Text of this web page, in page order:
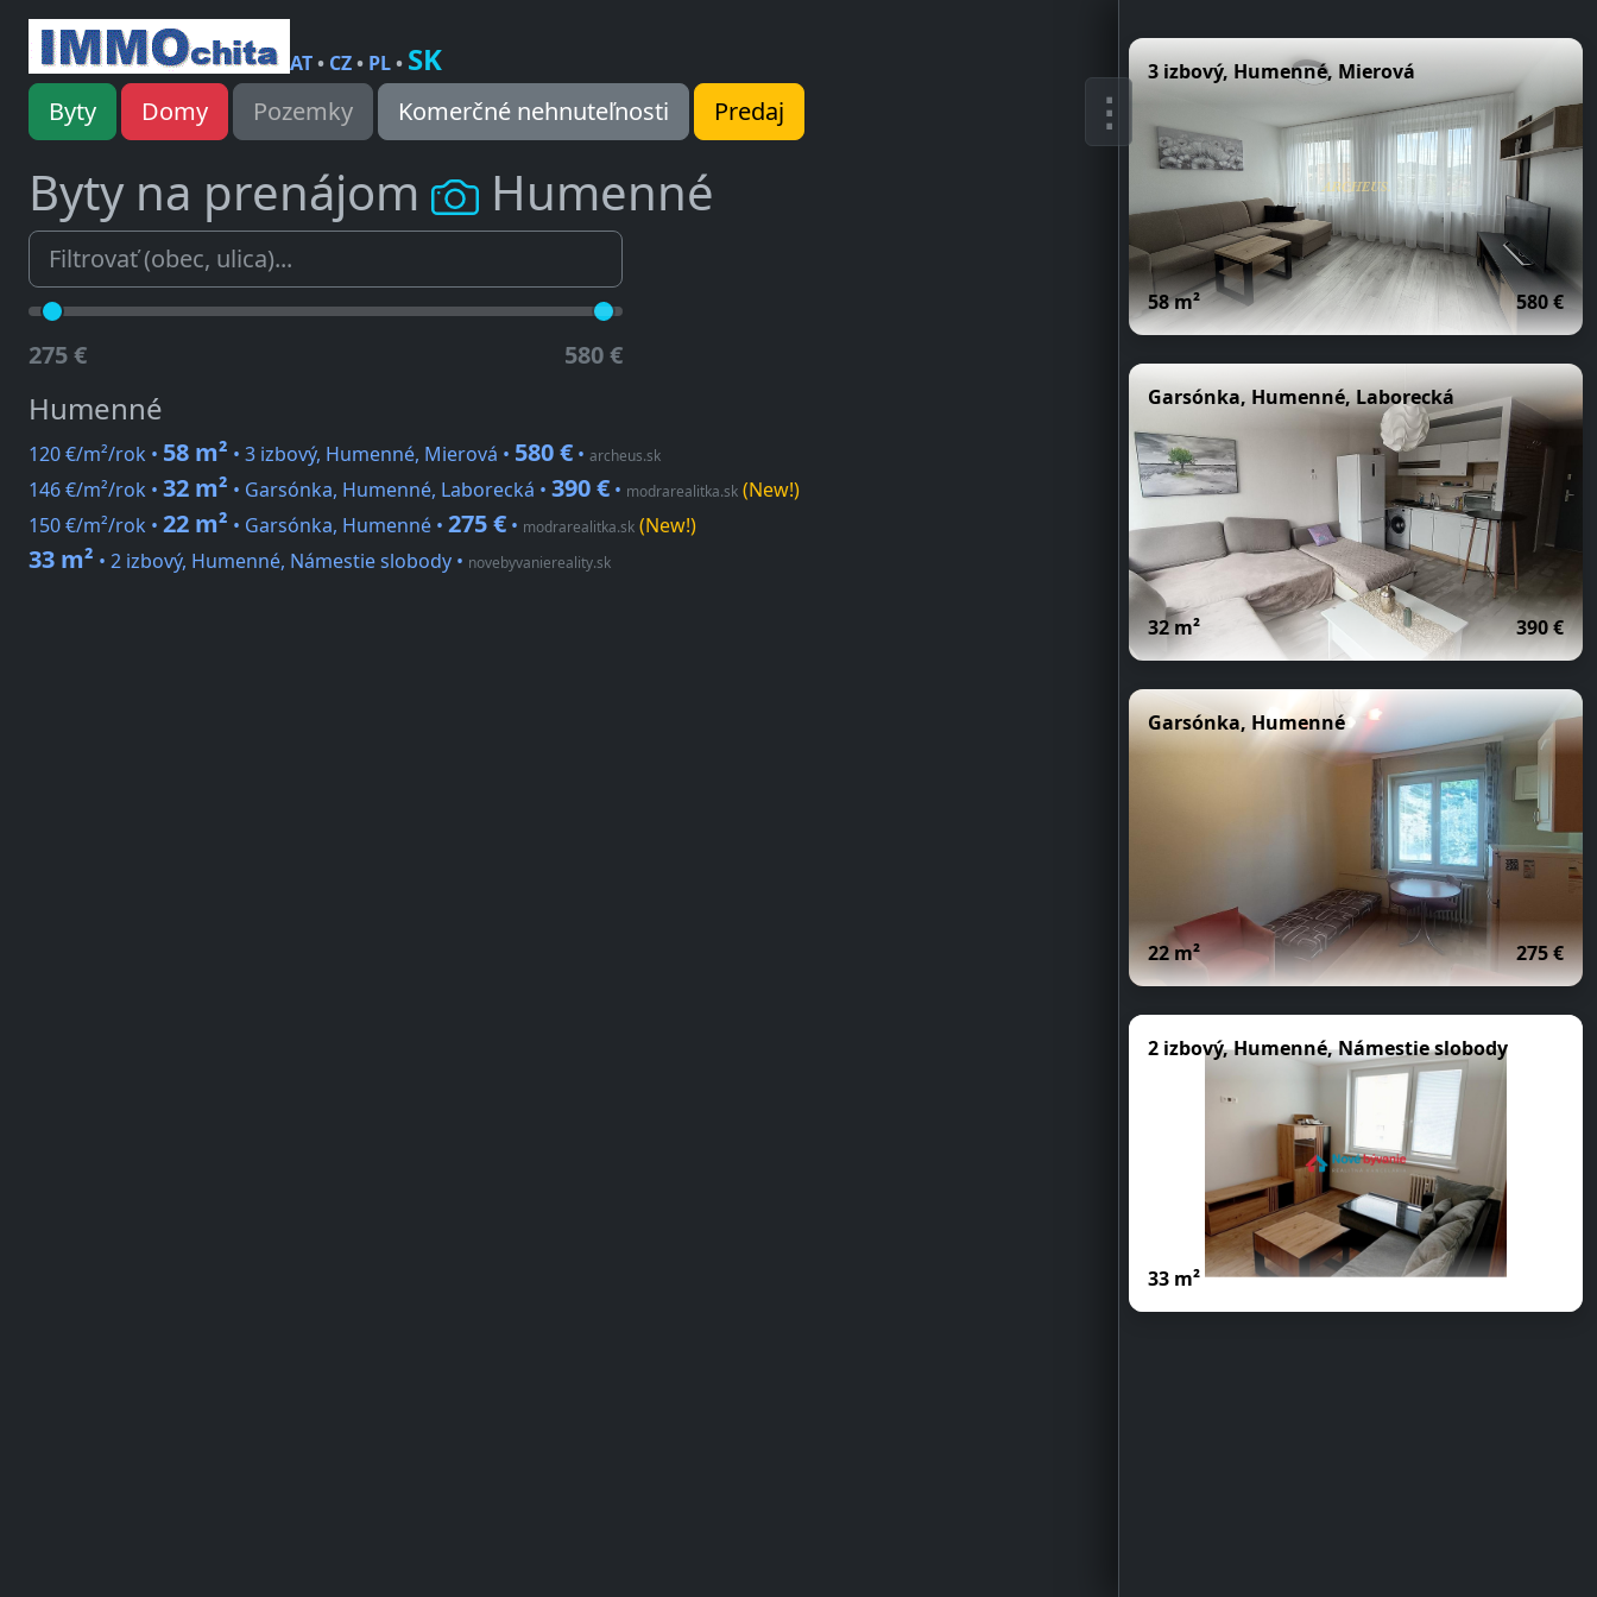
AT• CZ• PL• SK
Byty Domy Pozemky Komerčné nehnuteľnosti Predaj
Byty na prenájom Humenné
275 € 580 €
Humenné
120 €/m²/rok • 58 m² • 3 izbový, Humenné, Mierová • 580 € • archeus.sk
146 €/m²/rok • 32 m² • Garsónka, Humenné, Laborecká • 390 € • modrarealitka.sk (New!)
150 €/m²/rok • 22 m² • Garsónka, Humenné • 275 € • modrarealitka.sk (New!)
33 m² • 2 izbový, Humenné, Námestie slobody • novebyvaniereality.sk